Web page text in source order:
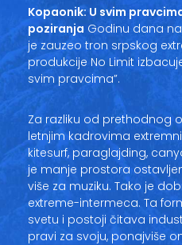
Kopaonik: U svim
poziranja Godinu dana
je zauzeo tron srpskog
produkcije No Limit
svim pravcima”.
Za razliku od prethodnog
letnjim kadrovima
kitesurf, paraglajding,
je manje prostora
više za muziku. Tako je
extreme-intermeca. Ta
svetu i postoji čitava
pravi za svoju, ponajviše